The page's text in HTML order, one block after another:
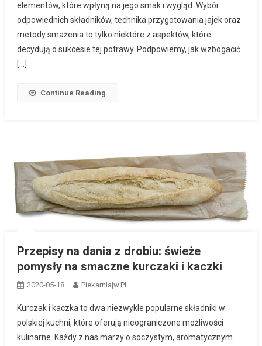
elementów, które wpłyną na jego smak i wygląd. Wybór
odpowiednich składników, technika przygotowania jajek oraz
metody smażenia to tylko niektóre z aspektów, które
decydują o sukcesie tej potrawy. Podpowiemy, jak wzbogacić
[…]
Continue Reading
Przepisy na dania z drobiu: świeże
pomysły na smaczne kurczaki i kaczki
2020-05-18 Piekarniajw.pl
Kurczak i kaczka to dwa niezwykle popularne składniki w
polskiej kuchni, które oferują nieograniczone możliwości
kulinarne. Każdy z nas marzy o soczystym, aromatycznym